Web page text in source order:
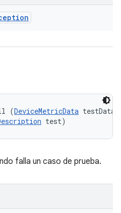
(DeviceMetricData
test)
falla un caso de prueba.